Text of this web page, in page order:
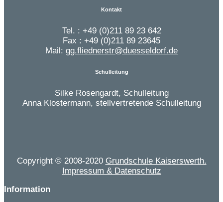
Kontakt
Tel. : +49 (0)211 89 23 642
Fax : +49 (0)211 89 23645
Mail: gg.fliednerstr@duesseldorf.de
Schulleitung
Silke Rosengardt, Schulleitung
Anna Klostermann, stellvertretende Schulleitung
Copyright © 2008-2020 Grundschule Kaiserswerth.
Impressum & Datenschutz
Information